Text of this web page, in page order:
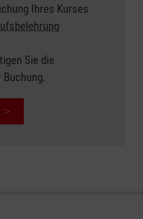
Ihres Kurses
Sie die
>